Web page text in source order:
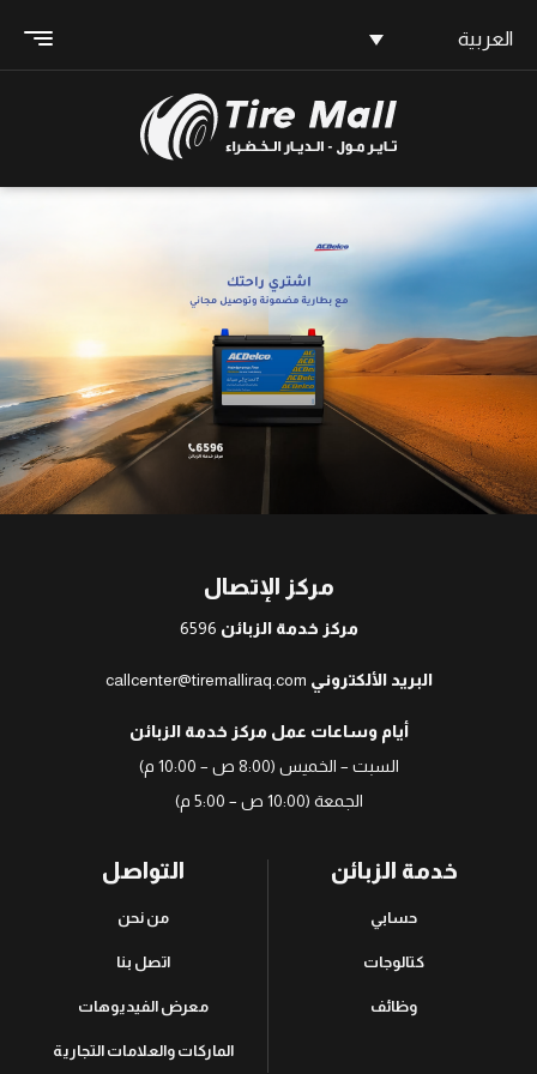
العربية
مركز الإتصال
مركز خدمة الزبائن 6596
البريد الألكتروني callcenter@tiremalliraq.com
أيام وساعات عمل مركز خدمة الزبائن
السبت – الخميس (8:00 ص – 10:00 م)
الجمعة (10:00 ص – 5:00 م)
خدمة الزبائن
حسابي
كتالوجات
وظائف
التواصل
من نحن
اتصل بنا
معرض الفيديوهات
الماركات والعلامات التجارية